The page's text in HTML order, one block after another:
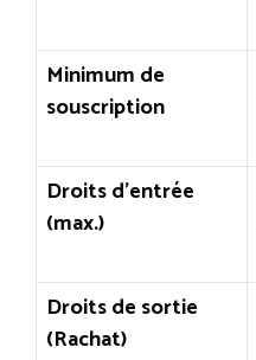
Minimum de
souscription
Droits d’entrée
(max.)
Droits de sortie
(Rachat)